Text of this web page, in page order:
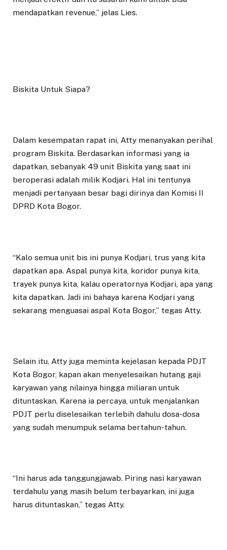
mendapatkan revenue,” jelas Lies.
Biskita Untuk Siapa?
Dalam kesempatan rapat ini, Atty menanyakan perihal
program Biskita. Berdasarkan informasi yang ia
dapatkan, sebanyak 49 unit Biskita yang saat ini
beroperasi adalah milik Kodjari. Hal ini tentunya
menjadi pertanyaan besar bagi dirinya dan Komisi II
DPRD Kota Bogor.
“Kalo semua unit bis ini punya Kodjari, trus yang kita
dapatkan apa. Aspal punya kita, koridor punya kita,
trayek punya kita, kalau operatornya Kodjari, apa yang
kita dapatkan. Jadi ini bahaya karena Kodjari yang
sekarang menguasai aspal Kota Bogor,” tegas Atty.
Selain itu, Atty juga meminta kejelasan kepada PDJT
Kota Bogor, kapan akan menyelesaikan hutang gaji
karyawan yang nilainya hingga miliaran untuk
dituntaskan. Karena ia percaya, untuk menjalankan
PDJT perlu diselesaikan terlebih dahulu dosa-dosa
yang sudah menumpuk selama bertahun-tahun.
“Ini harus ada tanggungjawab. Piring nasi karyawan
terdahulu yang masih belum terbayarkan, ini juga
harus dituntaskan,” tegas Atty.